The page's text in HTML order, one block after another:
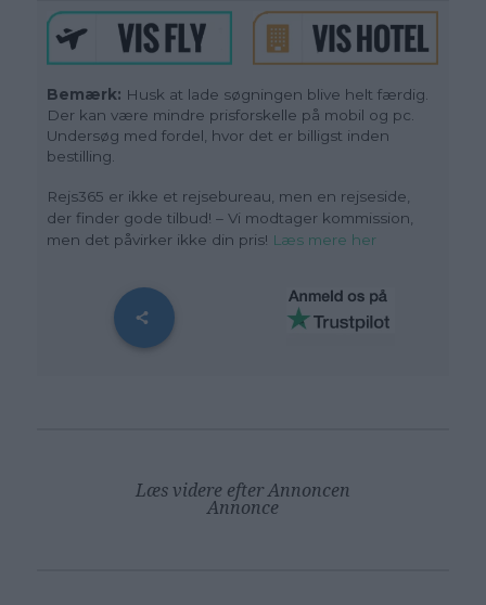
Bemærk: Husk at lade søgningen blive helt færdig.
Der kan være mindre prisforskelle på mobil og pc.
Undersøg med fordel, hvor det er billigst inden
bestilling.
Rejs365 er ikke et rejsebureau, men en rejseside,
der finder gode tilbud! – Vi modtager kommission,
men det påvirker ikke din pris! Læs mere her
Læs videre efter Annoncen
Annonce